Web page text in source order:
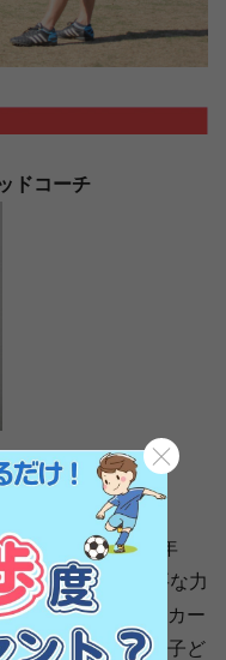
ドコーチ
ールの高峯です。
きて、子供達の5年
考えたときに必要な力
は考えます。サッカー
大事です。しかし子ど